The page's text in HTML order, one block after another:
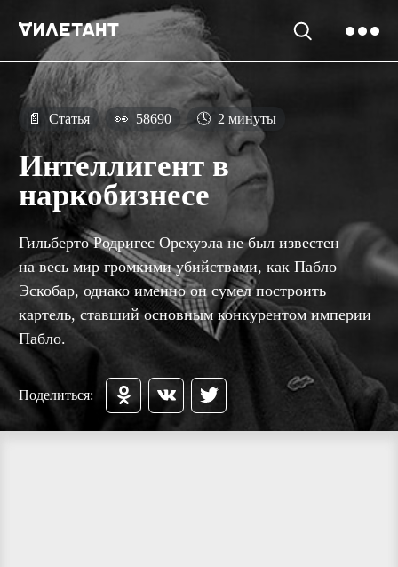
📄 Статья 👀 58690 🕓 2 минуты
Интеллигент в
наркобизнесе
Гильберто Родригес Орехуэла не был известен
на весь мир громкими убийствами, как Пабло
Эскобар, однако именно он сумел построить
картель, ставший основным конкурентом империи
Пабло.
Поделиться: